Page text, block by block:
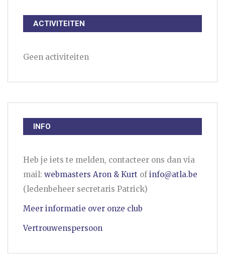
ACTIVITEITEN
Geen activiteiten
INFO
Heb je iets te melden, contacteer ons dan via
mail: webmasters Aron & Kurt ofinfo@atla.be
(ledenbeheer secretaris Patrick)
Meer informatie over onze club
Vertrouwenspersoon